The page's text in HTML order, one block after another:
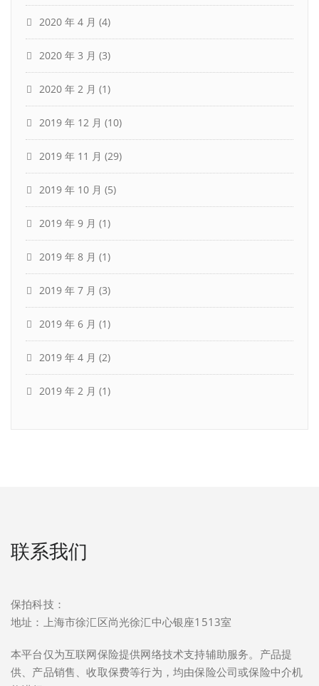
2020 年 4 月 (4)
2020 年 3 月 (3)
2020 年 2 月 (1)
2019 年 12 月 (10)
2019 年 11 月 (29)
2019 年 10 月 (5)
2019 年 9 月 (1)
2019 年 8 月 (1)
2019 年 7 月 (3)
2019 年 6 月 (1)
2019 年 4 月 (2)
2019 年 2 月 (1)
联系我们
保拍科技：
地址：上海市徐汇区尚光徐汇中心银座1513室
本平台仅为互联网保险提供网络技术支持辅助服务。产品提
供、产品销售、收取保费等行为，均由保险公司或保险中介机